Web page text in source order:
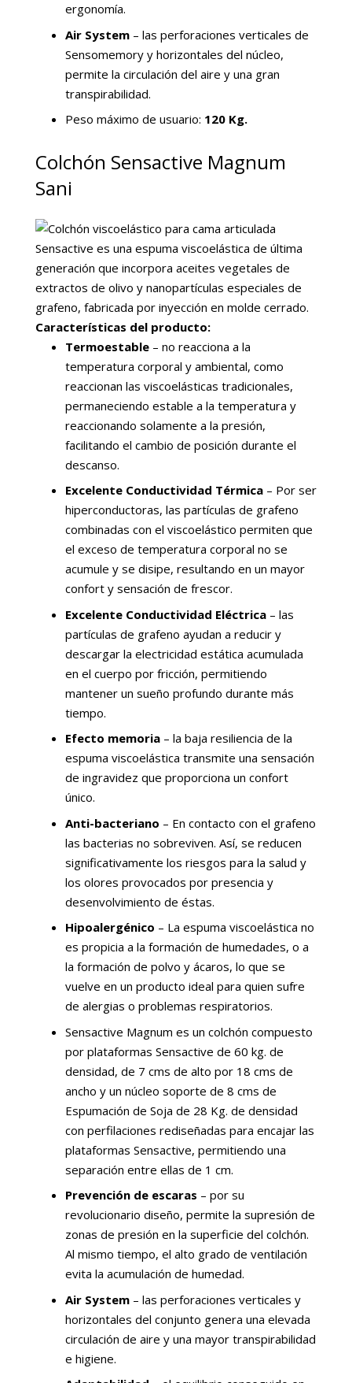
ergonomía.
Air System– las perforaciones verticales de
Sensomemory y horizontales del núcleo,
permite la circulación del aire y una gran
transpirabilidad.
Peso máximo de usuario: 120 Kg.
Colchón Sensactive Magnum
Sani
Sensactive es una espuma viscoelástica de última
generación que incorpora aceites vegetales de
extractos de olivo y nanopartículas especiales de
grafeno, fabricada por inyección en molde cerrado.
Características del producto:
Termoestable– no reacciona a la
temperatura corporal y ambiental, como
reaccionan las viscoelásticas tradicionales,
permaneciendo estable a la temperatura y
reaccionando solamente a la presión,
facilitando el cambio de posición durante el
descanso.
Excelente Conductividad Térmica– Por ser
hiperconductoras, las partículas de grafeno
combinadas con el viscoelástico permiten que
el exceso de temperatura corporal no se
acumule y se disipe, resultando en un mayor
confort y sensación de frescor.
Excelente Conductividad Eléctrica– las
partículas de grafeno ayudan a reducir y
descargar la electricidad estática acumulada
en el cuerpo por fricción, permitiendo
mantener un sueño profundo durante más
tiempo.
Efecto memoria– la baja resiliencia de la
espuma viscoelástica transmite una sensación
de ingravidez que proporciona un confort
único.
Anti-bacteriano – En contacto con el grafeno
las bacterias no sobreviven. Así, se reducen
significativamente los riesgos para la salud y
los olores provocados por presencia y
desenvolvimiento de éstas.
Hipoalergénico – La espuma viscoelástica no
es propicia a la formación de humedades, o a
la formación de polvo y ácaros, lo que se
vuelve en un producto ideal para quien sufre
de alergias o problemas respiratorios.
Sensactive Magnum es un colchón compuesto
por plataformas Sensactive de 60 kg. de
densidad, de 7 cms de alto por 18 cms de
ancho y un núcleo soporte de 8 cms de
Espumación de Soja de 28 Kg. de densidad
con perfilaciones rediseñadas para encajar las
plataformas Sensactive, permitiendo una
separación entre ellas de 1 cm.
Prevención de escaras – por su
revolucionario diseño, permite la supresión de
zonas de presión en la superficie del colchón.
Al mismo tiempo, el alto grado de ventilación
evita la acumulación de humedad.
Air System– las perforaciones verticales y
horizontales del conjunto genera una elevada
circulación de aire y una mayor transpirabilidad
e higiene.